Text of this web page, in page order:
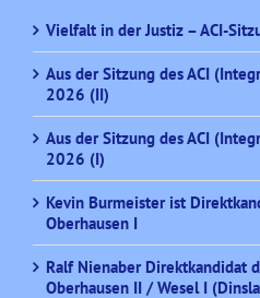
Vielfalt in der Justiz – ACI-
Aus der Sitzung des ACI
2026 (II)
Aus der Sitzung des ACI
2026 (I)
Kevin Burmeister ist
Oberhausen I
Ralf Nienaber Direktkandidat
Oberhausen II / Wesel I